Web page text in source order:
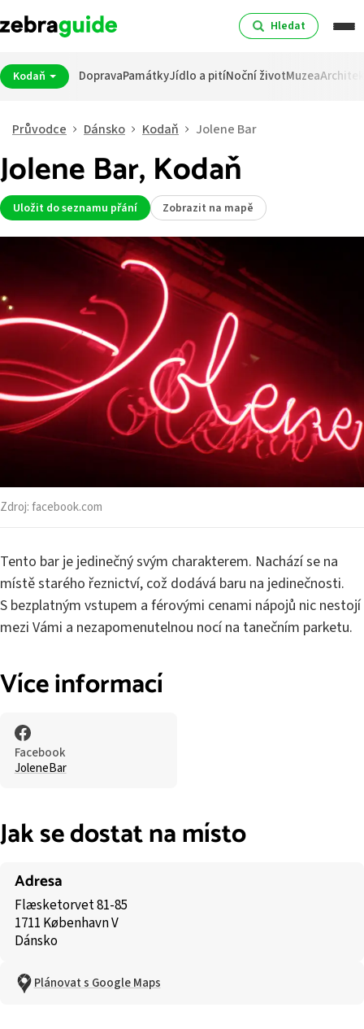
Hledat
Kodaň DopravaPamátkyJídlo a pitíNoční životMuzea
Průvodce Dánsko Kodaň Jolene Bar
Jolene Bar, Kodaň
Uložit do seznamu přání Zobrazit na mapě
Zdroj:facebook.com
Tento bar je jedinečný svým charakterem. Nachází se na
místě starého řeznictví, což dodává baru na jedinečnosti.
S bezplatným vstupem a férovými cenami nápojů nic nestojí
mezi Vámi a nezapomenutelnou nocí na tanečním parketu.
Více informací
Facebook
JoleneBar
Jak se dostat na místo
Adresa
Flæsketorvet 81-85
1711 København V
Dánsko
Plánovat s Google Maps